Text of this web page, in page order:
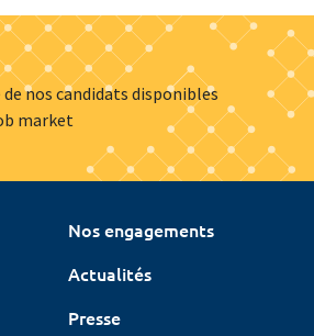
nos candidats disponibles
market
Nos engagements
Actualités
Presse